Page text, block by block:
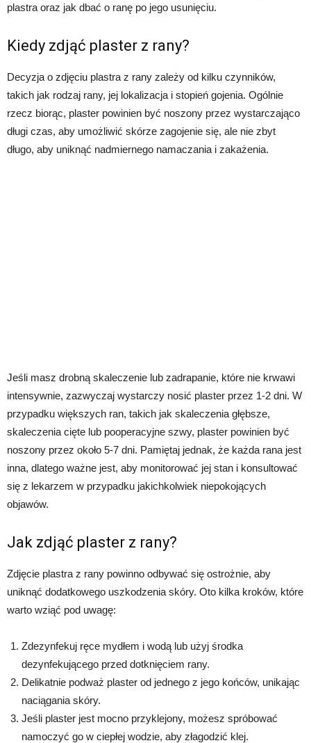
plastra oraz jak dbać o ranę po jego usunięciu.
Kiedy zdjąć plaster z rany?
Decyzja o zdjęciu plastra z rany zależy od kilku czynników,
takich jak rodzaj rany, jej lokalizacja i stopień gojenia. Ogólnie
rzecz biorąc, plaster powinien być noszony przez wystarczająco
długi czas, aby umożliwić skórze zagojenie się, ale nie zbyt
długo, aby uniknąć nadmiernego namaczania i zakażenia.
Jeśli masz drobną skaleczenie lub zadrapanie, które nie krwawi
intensywnie, zazwyczaj wystarczy nosić plaster przez 1-2 dni. W
przypadku większych ran, takich jak skaleczenia głębsze,
skaleczenia cięte lub pooperacyjne szwy, plaster powinien być
noszony przez około 5-7 dni. Pamiętaj jednak, że każda rana jest
inna, dlatego ważne jest, aby monitorować jej stan i konsultować
się z lekarzem w przypadku jakichkolwiek niepokojących
objawów.
Jak zdjąć plaster z rany?
Zdjęcie plastra z rany powinno odbywać się ostrożnie, aby
uniknąć dodatkowego uszkodzenia skóry. Oto kilka kroków, które
warto wziąć pod uwagę:
Zdezynfekuj ręce mydłem i wodą lub użyj środka
dezynfekującego przed dotknięciem rany.
Delikatnie podważ plaster od jednego z jego końców, unikając
naciągania skóry.
Jeśli plaster jest mocno przyklejony, możesz spróbować
namoczyć go w ciepłej wodzie, aby złagodzić klej.